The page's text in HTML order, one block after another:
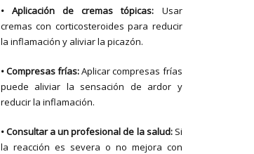
• Aplicación de cremas tópicas:Usar
cremas con corticosteroides para reducir
la inflamación y aliviar la picazón.
• Compresas frías:Aplicar compresas frías
puede aliviar la sensación de ardor y
reducir la inflamación.
• Consultar a un profesional de la salud: Si
la reacción es severa o no mejora con